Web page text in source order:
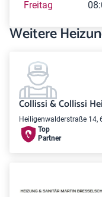
Freitag
Weitere
Collissi & Collissi
Heiligenwalderstraße 14,
Top
Partner